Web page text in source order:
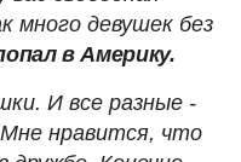
много девушек без
в Америку.
И все разные -
нравится, что